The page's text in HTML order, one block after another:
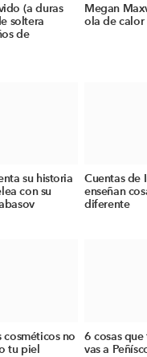
(a duras
soltera
de
Megan
ola de calor
su historia
con su
Cuentas de
enseñan
diferente
cosméticos no
tu piel
6 cosas que
vas a